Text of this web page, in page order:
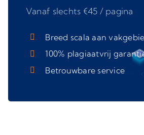
Vanaf slechts €45 / pagina
Breed scala aan
100% plagiaatvrij
Betrouwbare service